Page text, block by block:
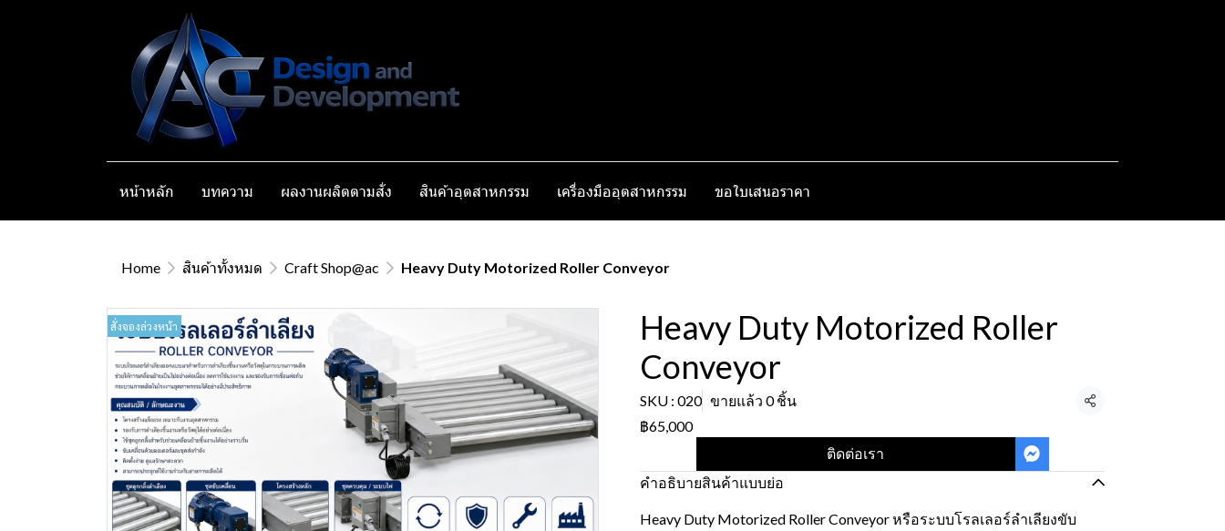
หน้าหลัก บทความ ผลงานผลิตตามสั่ง สินค้าอุตสาหกรรม เครื่องมืออุตสาหกรรม ขอใบเสนอราคา
Home สินค้าทั้งหมด Craft Shop@ac Heavy Duty Motorized Roller Conveyor
สั่งจองล่วงหน้า
Heavy Duty Motorized Roller
Conveyor
SKU : 020 ขายแล้ว 0 ชิ้น แชร์
฿65,000
ติดต่อเรา
คำอธิบายสินค้าแบบย่อ
Heavy Duty Motorized Roller Conveyor หรือระบบโรลเลอร์ลำเลียงขับ